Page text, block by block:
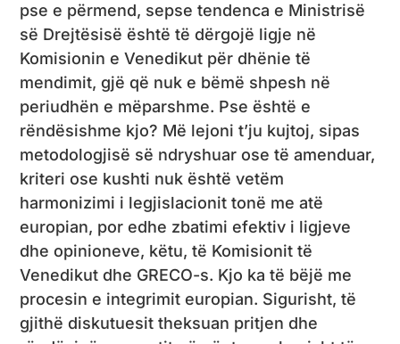
pse e përmend, sepse tendenca e Ministrisë
së Drejtësisë është të dërgojë ligje në
Komisionin e Venedikut për dhënie të
mendimit, gjë që nuk e bëmë shpesh në
periudhën e mëparshme. Pse është e
rëndësishme kjo? Më lejoni t’ju kujtoj, sipas
metodologjisë së ndryshuar ose të amenduar,
kriteri ose kushti nuk është vetëm
harmonizimi i legjislacionit tonë me atë
europian, por edhe zbatimi efektiv i ligjeve
dhe opinioneve, këtu, të Komisionit të
Venedikut dhe GRECO-s. Kjo ka të bëjë me
procesin e integrimit europian. Sigurisht, të
gjithë diskutuesit theksuan pritjen dhe